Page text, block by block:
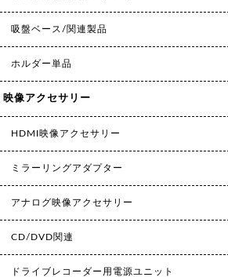
吸盤ベース/関連製品
ホルダー単品
映像アクセサリー
HDMI映像アクセサリー
ミラーリングアダプター
アナログ映像アクセサリー
CD/DVD関連
ドライブレコーダー用電源ユニット